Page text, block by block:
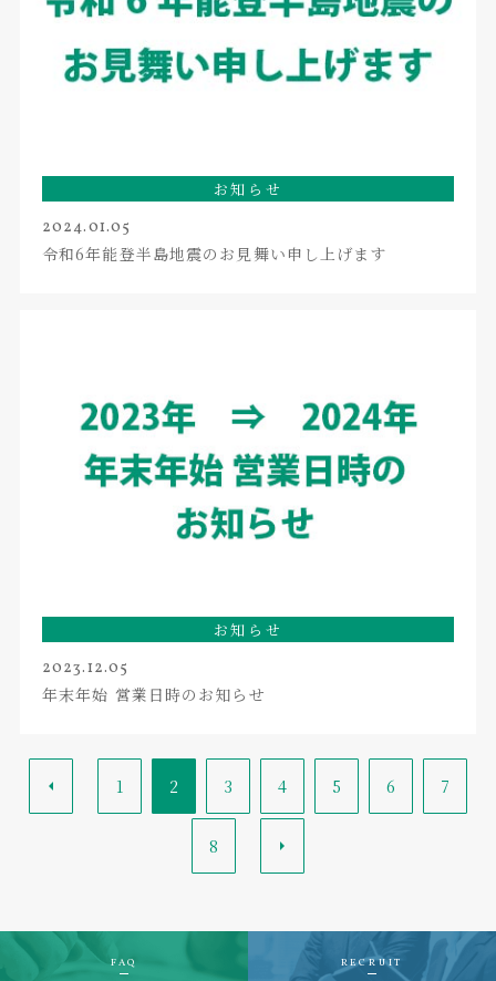
お知らせ
2024.01.05
令和6年能登半島地震のお見舞い申し上げます
お知らせ
2023.12.05
年末年始 営業日時のお知らせ
1 2 3 4 5 6 7
8
FAQ RECRUIT